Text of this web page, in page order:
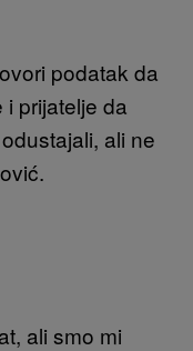
podatak da
prijatelje da
ali ne
ali smo mi